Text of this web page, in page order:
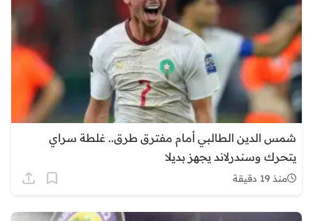
شمس الدين الطالبي أمام مفترق طرق.. غلطة سراي
يتحرك وسندرلاند يجهز بديلا
منذ 19 دقيقة